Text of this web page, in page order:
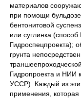
материалов
при помощи
бентонитовой
или суглинка
Гидроспецпроекта);
грунта
Гидропроекта и НИИ
УССР). Каждый из
применения, которая